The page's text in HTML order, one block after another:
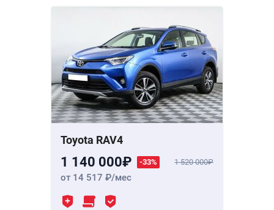
Toyota RAV4
1 140 000 -33% 1 520 000
от 14 517 /мес